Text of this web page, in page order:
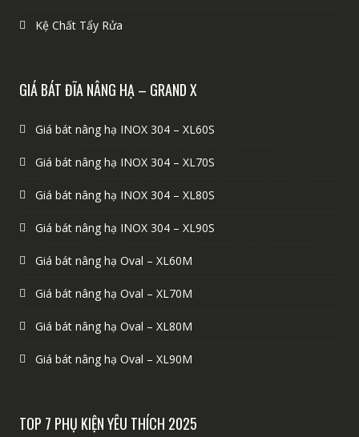
Kệ Chất Tẩy Rửa
GIÁ BÁT ĐĨA NÂNG HẠ – GRAND X
Giá bát nâng hạ INOX 304 – XL60S
Giá bát nâng hạ INOX 304 – XL70S
Giá bát nâng hạ INOX 304 – XL80S
Giá bát nâng hạ INOX 304 – XL90S
Giá bát nâng hạ Oval – XL60M
Giá bát nâng hạ Oval – XL70M
Giá bát nâng hạ Oval – XL80M
Giá bát nâng hạ Oval – XL90M
TOP 7 PHỤ KIỆN YÊU THÍCH 2025